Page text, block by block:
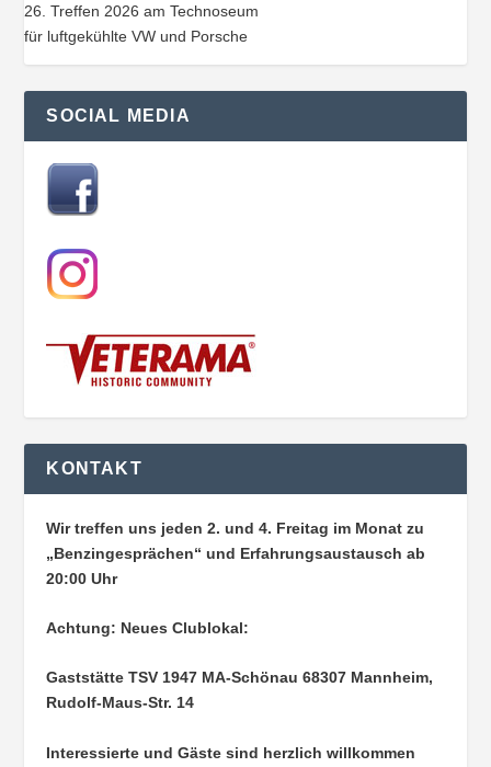
26. Treffen 2026 am Technoseum
für luftgekühlte VW und Porsche
SOCIAL MEDIA
KONTAKT
Wir treffen uns jeden 2. und 4. Freitag im Monat zu
„Benzingesprächen“ und Erfahrungsaustausch ab
20:00 Uhr
Achtung: Neues Clublokal:
Gaststätte TSV 1947 MA-Schönau68307 Mannheim,
Rudolf-Maus-Str. 14
Interessierte und Gäste sind herzlich willkommen